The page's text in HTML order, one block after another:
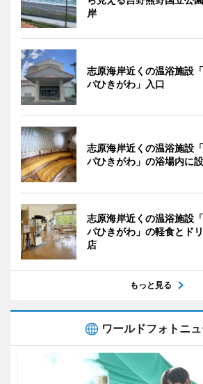
岸
志原海岸近くの温浴施設
パひきがわ」入口
志原海岸近くの温浴施設
パひきがわ」の浴場内に
志原海岸近くの温浴施設
パひきがわ」の軽食とド
店
もっと見る
ワールドフォトニ